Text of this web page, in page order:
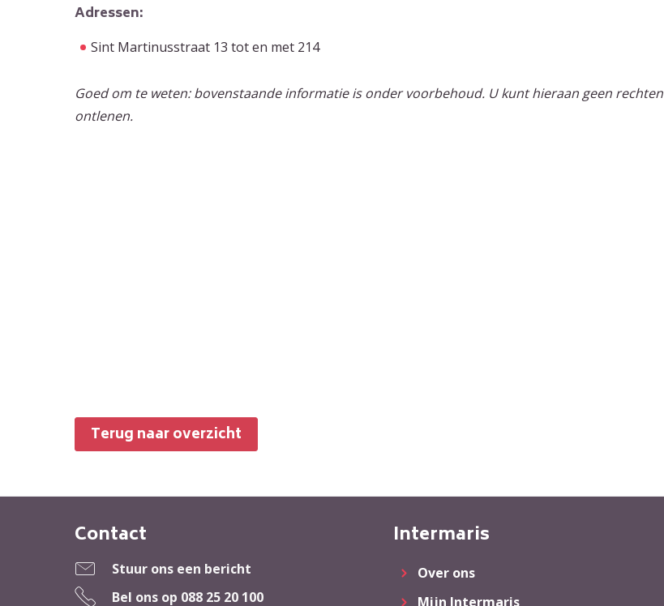
Adressen:
Sint Martinusstraat 13 tot en met 214
Goed om te weten: bovenstaande informatie is onder voorbehoud. U kunt hieraan geen rechten
ontlenen.
Terug naar overzicht
Contactinformatie
Contact
Stuur ons een bericht
Bel ons op 088 25 20 100
Intermaris
Over ons
Mijn Intermaris